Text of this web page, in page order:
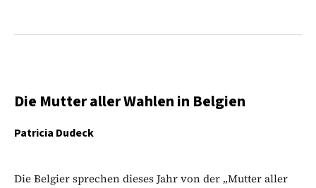
Die Mutter aller Wahlen in Belgien
Patricia Dudeck
Die Belgier sprechen dieses Jahr von der „Mutter aller